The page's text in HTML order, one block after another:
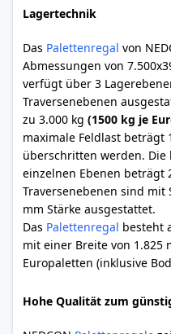
Lagertechnik
Das Palettenregal von
Abmessungen von
verfügt über 3
Traversenebenen
zu 3.000 kg (1500 kg je
maximale Feldlast beträgt
überschritten werden. Die
einzelnen Ebenen beträgt
Traversenebenen sind mit
mm Stärke ausgestattet.
Das Palettenregal besteht
mit einer Breite von 1.825
Europaletten (inklusive
Hohe Qualität zum